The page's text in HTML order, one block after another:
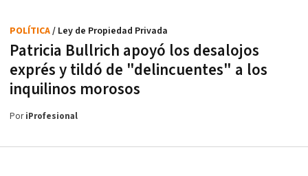
Patricia Bullrich apoyó los desalojos
exprés y tildó de "delincuentes" a los
inquilinos morosos
POLÍTICA/ Ley de Propiedad Privada
PoriProfesional